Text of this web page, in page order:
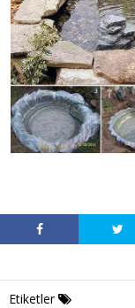
Etiketler